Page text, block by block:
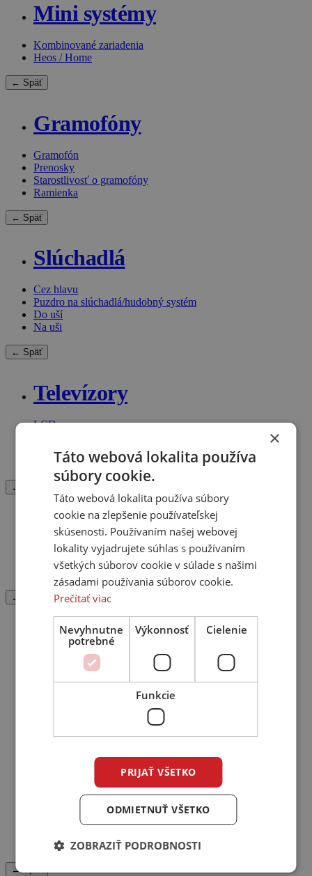
Mini systémy
Kombinované zariadenia
Heos / Home
← Späť
Gramofóny
Gramofón
Prenosky
Starostlivosť o gramofóny
Ramienka
← Späť
Slúchadlá
Cez hlavu
Puzdro na slúchadlá/hudobný systém
Do uší
Na uši
← Späť
Televízory
LCD
OLED
← Späť
Projektory
Projektor
Projekčné plátno
← Späť
Káble
HDMI
Sieťové filtre
Konektory / Ukončovacie sety
Splitter / Redukcie
Spojky / Redukcie
← Späť
×
Táto webová lokalita používa
súbory cookie.
Táto webová lokalita používa súbory
cookie na zlepšenie používateľskej
skúsenosti. Používaním našej webovej
lokality vyjadrujete súhlas s používaním
všetkých súborov cookie v súlade s našimi
zásadami používania súborov cookie.
Prečítať viac
Nevyhnutne
potrebné
Výkonnosť Cielenie
Funkcie
PRIJAŤ VŠETKO
ODMIETNUŤ VŠETKO
ZOBRAZIŤ PODROBNOSTI